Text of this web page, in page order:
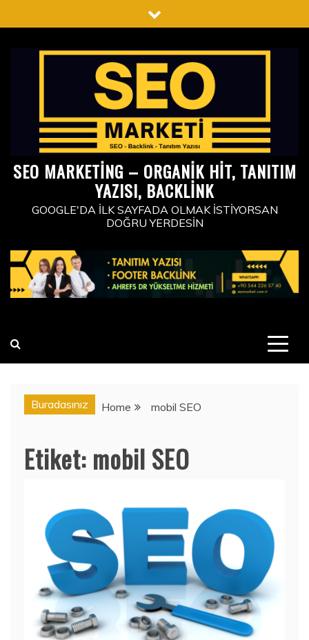
to
SEO MARKETING – ORGANIK HIT, TANITIM
YAZISI, BACKLINK
GOOGLE'DA İLK SAYFADA OLMAK İSTIYORSAN
DOĞRU YERDESIN
Buradasınız Home mobil SEO
Etiket: mobil SEO